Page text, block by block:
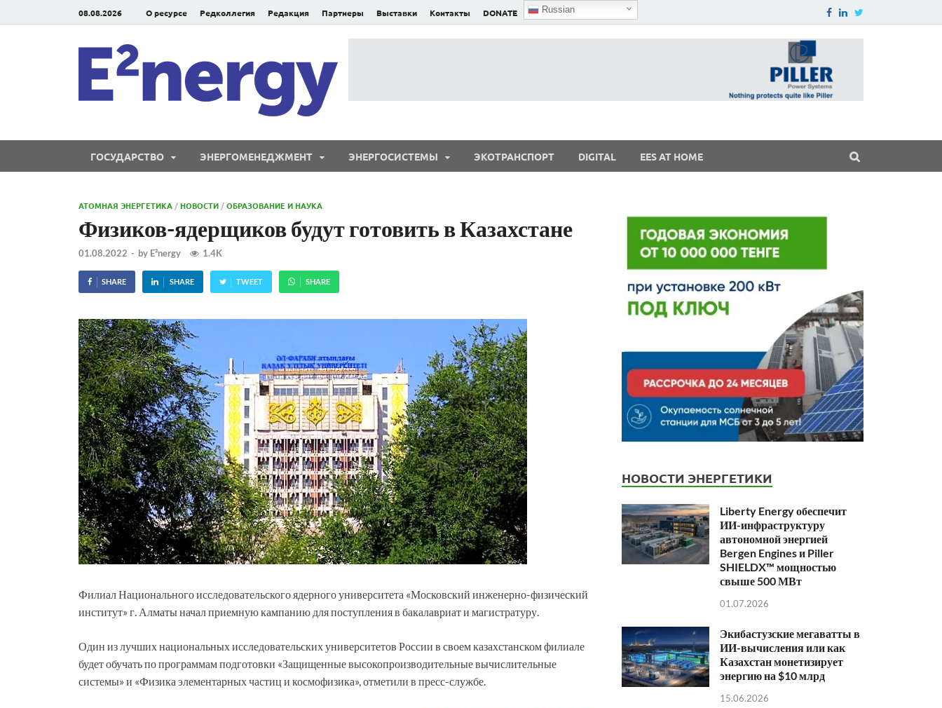
08.08.2026 О ресурсе Редколлегия Редакция Партнеры Выставки Контакты DONATE Russian
ГОСУДАРСТВО ЭНЕРГОМЕНЕДЖМЕНТ ЭНЕРГОСИСТЕМЫ ЭКОТРАНСПОРТ DIGITAL EES AT HOME
АТОМНАЯ ЭНЕРГЕТИКА /НОВОСТИ /ОБРАЗОВАНИЕ И НАУКА
Физиков-ядерщиков будут готовить в Казахстане
01.08.2022 - by E²nergy 1.4K
SHARE SHARE TWEET SHARE
Филиал Национального исследовательского ядерного университета «Московский инженерно-физический
институт» г. Алматы начал приемную кампанию для поступления в бакалавриат и магистратуру.
Один из лучших национальных исследовательских университетов России в своем казахстанском филиале
будет обучать по программам подготовки «Защищенные высокопроизводительные вычислительные
системы» и «Физика элементарных частиц и космофизика», отметили в пресс-службе.
НОВОСТИ ЭНЕРГЕТИКИ
Liberty Energy обеспечит
ИИ-инфраструктуру
автономной энергией
Bergen Engines и Piller
SHIELDX™ мощностью
свыше 500 МВт
01.07.2026
Экибастузские мегаватты в
ИИ-вычисления или как
Казахстан монетизирует
энергию на $10 млрд
15.06.2026